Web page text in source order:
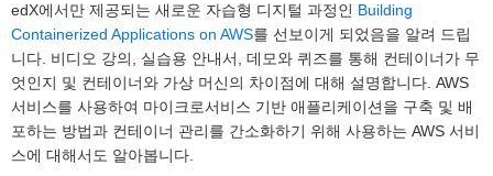
edX에서만 제공되는 새로운 자습형 디지털 과정인 Building
Containerized Applications on AWS를 선보이게 되었음을 알려 드립
니다. 비디오 강의, 실습용 안내서, 데모와 퀴즈를 통해 컨테이너가 무
엇인지 및 컨테이너와 가상 머신의 차이점에 대해 설명합니다. AWS
서비스를 사용하여 마이크로서비스 기반 애플리케이션을 구축 및 배
포하는 방법과 컨테이너 관리를 간소화하기 위해 사용하는 AWS 서비
스에 대해서도 알아봅니다.